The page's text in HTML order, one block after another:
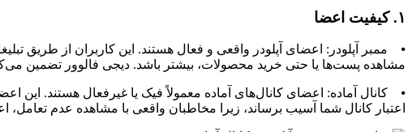
۱. کیفیت اعضا
⦁ ممبر آپلودر: اعضای آپلودر واقعی و فعال هستند. این کاربران از طریق
مشاهده پست‌ها یا حتی خرید محصولات، بیشتر باشد. دیجی فالوور تضمین
⦁ کانال آماده: اعضای کانال‌های آماده معمولاً فیک یا غیرفعال هستند. این
اعتبار کانال شما آسیب برساند، زیرا مخاطبان واقعی با مشاهده عدم تعامل،